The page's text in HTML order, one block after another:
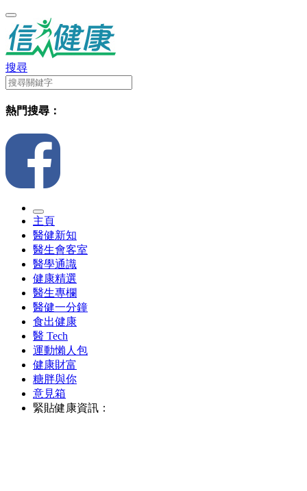
搜尋
熱門搜尋：
主頁
醫健新知
醫生會客室
醫學通識
健康精選
醫生專欄
醫健一分鐘
食出健康
醫 Tech
運動懶人包
健康財富
糖胖與你
意見箱
緊貼健康資訊：